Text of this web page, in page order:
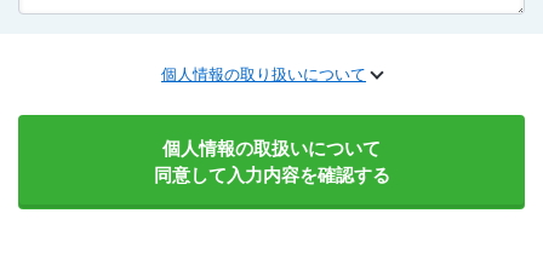
個人情報の取り扱いについて
個人情報の取扱いについて
同意して入力内容を確認する